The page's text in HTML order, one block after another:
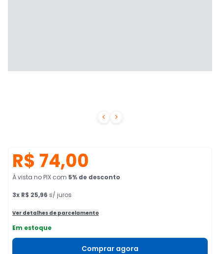
 
R$ 74,00
À vista no PIX com 5% de desconto
3x R$ 25,96 s/ juros
Ver detalhes de parcelamento
Em estoque
Comprar agora